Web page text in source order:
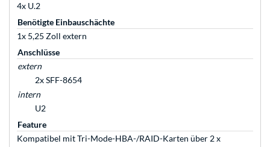
4x U.2
Benötigte Einbauschächte
1x 5,25 Zoll extern
Anschlüsse
extern
2x SFF-8654
intern
U2
Feature
Kompatibel mit Tri-Mode-HBA-/RAID-Karten über 2 x